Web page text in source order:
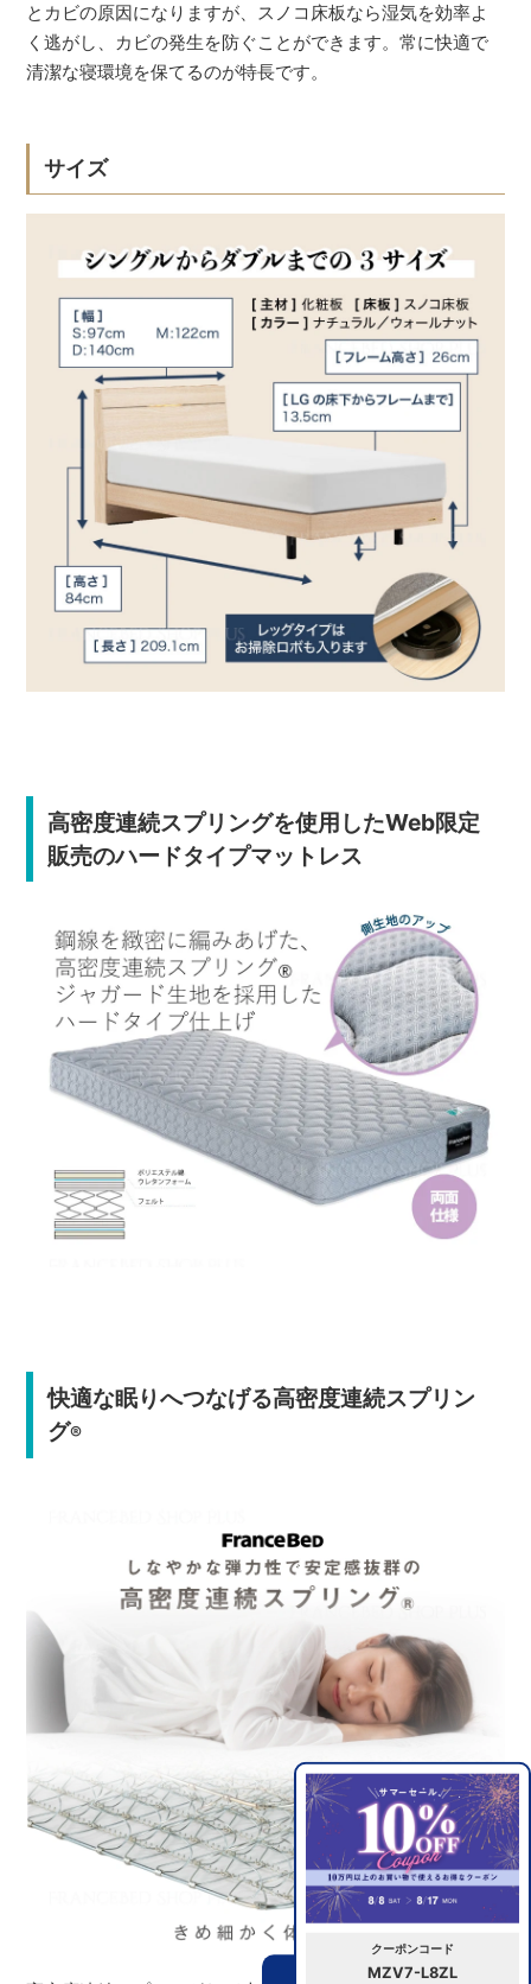
クーポンコード
MZV7-L8ZL
とカビの原因になりますが、スノコ床板なら湿気を効率よ
く逃がし、カビの発生を防ぐことができます。常に快適で
清潔な寝環境を保てるのが特長です。
サイズ
高密度連続スプリングを使用したWeb限定
販売のハードタイプマットレス
快適な眠りへつなげる高密度連続スプリン
グ®